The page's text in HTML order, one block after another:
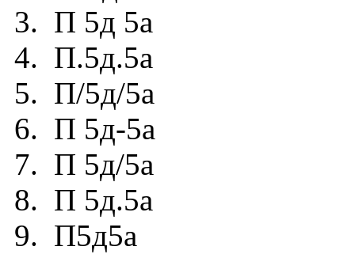
3. П 5д 5а
4. П.5д.5а
5. П/5д/5а
6. П 5д-5а
7. П 5д/5а
8. П 5д.5а
9. П5д5а